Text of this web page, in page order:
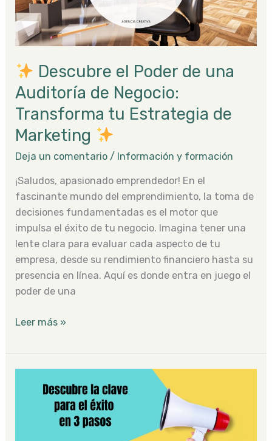
Descubre el Poder de una
Auditoría de Negocio:
Transforma tu Estrategia de
Marketing
Deja un comentario / Información y formación
¡Saludos, apasionado emprendedor! En el
fascinante mundo del emprendimiento, la toma de
decisiones fundamentadas es el motor que
impulsa el éxito de tu negocio. Imagina tener una
lente clara para evaluar cada aspecto de tu
empresa, desde su rendimiento financiero hasta su
presencia en línea. Aquí es donde entra en juego el
poder de una
Auditoría
de
Negocio:
tu
Estrategia
Marketing
Leer más »
aumentar